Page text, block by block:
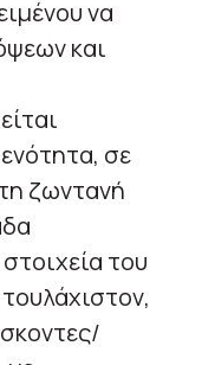
να
και
σε
ζωντανή
του